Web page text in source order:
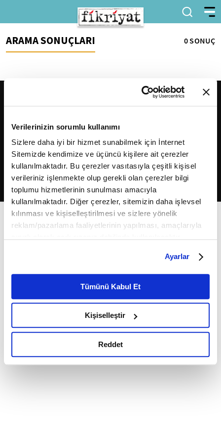
Verilerinizin sorumlu kullanımı
Sizlere daha iyi bir hizmet sunabilmek için İnternet
Sitemizde kendimize ve üçüncü kişilere ait çerezler
kullanılmaktadır. Bu çerezler vasıtasıyla çeşitli kişisel
verileriniz işlenmekte olup gerekli olan çerezler bilgi
toplumu hizmetlerinin sunulması amacıyla
kullanılmaktadır. Diğer çerezler, sitemizin daha işlevsel
kılınması ve kişiselleştirilmesi ve sizlere yönelik
reklam/pazarlama faaliyetlerinin yapılması, amaçlarıyla
belirleyebilirsiniz. Çerezlere ilişkin detaylı bilgi için
Ayarlar butonuna tıklayabilir,Çerez Bilgilendirme
Metnimizi ziyaret edebilirsiniz.
6698 sayılı Kişisel Verilerin Korunması Kanunu uyarınca
okumak ve sitemizi ziyaretiniz kapsamında
gerçekleştirilen veri işleme faaliyetleri ile ilgili daha
detaylı bilgi almak için lütfentıklayınız.
Ayarlar
Tümünü Kabul Et
Kişiselleştir
Reddet
ARAMA SONUÇLARI 0 SONUÇ
2026Fikriyat. Tüm hakları saklıdır.